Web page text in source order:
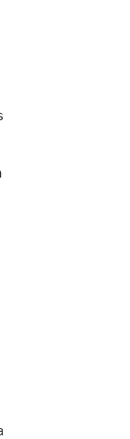
de
variable
par le nom